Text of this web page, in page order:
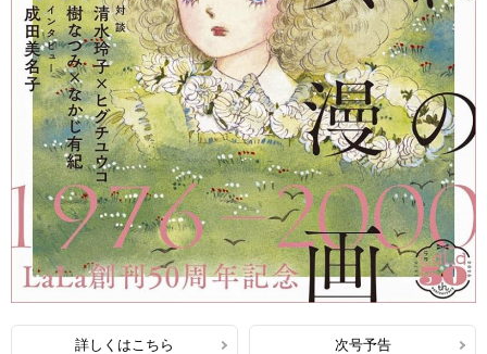
詳しくはこちら 次号予告